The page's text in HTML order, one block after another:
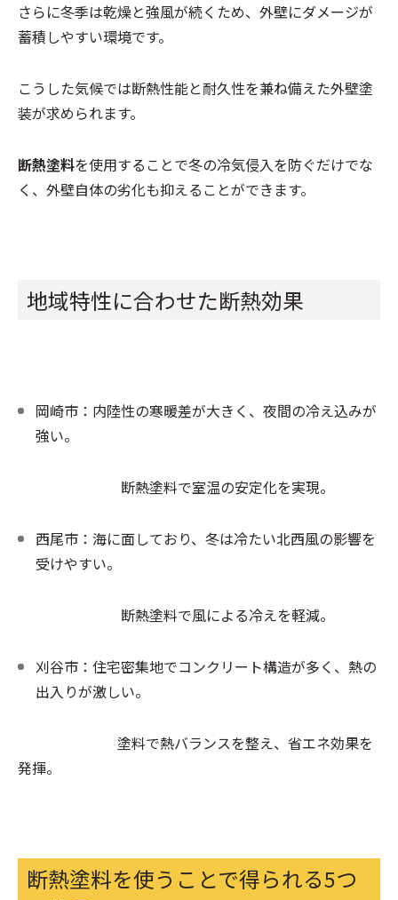
さらに冬季は乾燥と強風が続くため、外壁にダメージが
蓄積しやすい環境です。
こうした気候では断熱性能と耐久性を兼ね備えた外壁塗
装が求められます。
断熱塗料を使用することで冬の冷気侵入を防ぐだけでな
く、外壁自体の劣化も抑えることができます。
地域特性に合わせた断熱効果
岡崎市：内陸性の寒暖差が大きく、夜間の冷え込みが
強い。
断熱塗料で室温の安定化を実現。
西尾市：海に面しており、冬は冷たい北西風の影響を
受けやすい。
断熱塗料で風による冷えを軽減。
刈谷市：住宅密集地でコンクリート構造が多く、熱の
出入りが激しい。
塗料で熱バランスを整え、省エネ効果を
発揮。
断熱塗料を使うことで得られる5つ